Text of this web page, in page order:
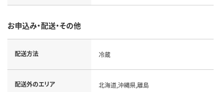
お申込み・配送・その他
配送方法 冷蔵
配送外のエリア 北海道,沖縄県,離島